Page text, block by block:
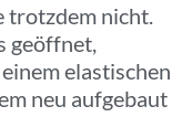
trotzdem nicht.
geöffnet,
elastischen
neu aufgebaut